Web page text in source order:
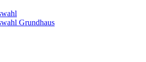
Grundhaus